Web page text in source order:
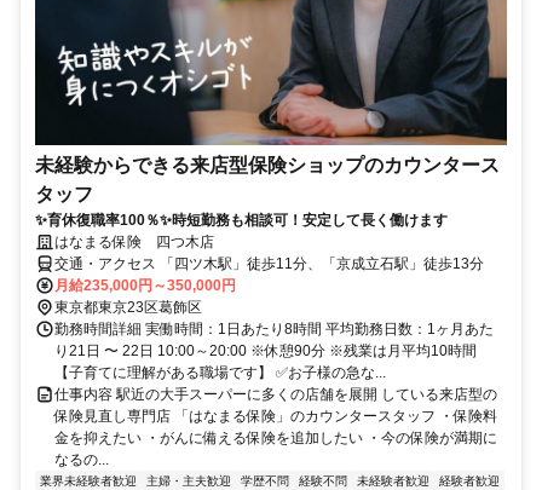
未経験からできる来店型保険ショップのカウンタース
タッフ
✨育休復職率100％✨時短勤務も相談可！安定して長く働けます
はなまる保険 四つ木店
交通・アクセス 「四ツ木駅」徒歩11分、「京成立石駅」徒歩13分
月給235,000円～350,000円
東京都東京23区葛飾区
勤務時間詳細 実働時間：1日あたり8時間 平均勤務日数：1ヶ月あた
り21日 〜 22日 10:00～20:00 ※休憩90分 ※残業は月平均10時間
【子育てに理解がある職場です】 ✅お子様の急な...
仕事内容 駅近の大手スーパーに多くの店舗を展開 している来店型の
保険見直し専門店 「はなまる保険」のカウンタースタッフ ・保険料
金を抑えたい ・がんに備える保険を追加したい ・今の保険が満期に
なるの...
業界未経験者歓迎 主婦・主夫歓迎 学歴不問 経験不問 未経験者歓迎
経験者歓迎